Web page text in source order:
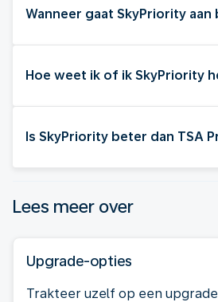
Wanneer gaat SkyPriority aan
Hoe weet ik of ik SkyPriority
Is SkyPriority beter dan TSA
Lees meer over
Upgrade-opties
Trakteer uzelf op een